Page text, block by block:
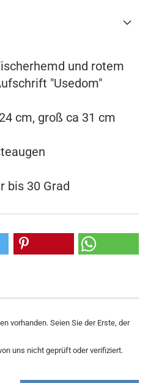
und rotem
"Usedom"
cm, groß ca 31 cm
bis 30 Grad
vorhanden. Seien Sie der Erste, der
uns nicht geprüft oder verifiziert.